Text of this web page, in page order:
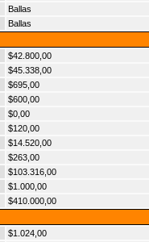
Ballas
Ballas
$42.800,00
$45.338,00
$695,00
$600,00
$0,00
$120,00
$14.520,00
$263,00
$103.316,00
$1.000,00
$410.000,00
$1.024,00